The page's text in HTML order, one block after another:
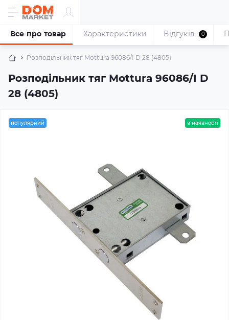
Розподільник тяг Mottura 96086/I D 28 (4805)
Розподільник тяг Mottura 96086/I D
28 (4805)
Все про товар Характеристики Відгуків 0
популярний в наявності